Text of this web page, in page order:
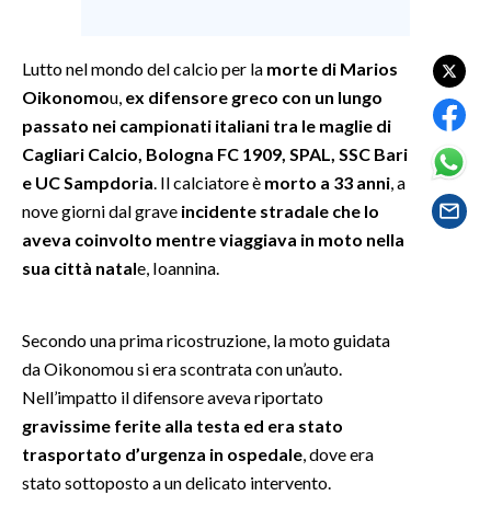
SPETTACOLI
GOSSIP
NOTIZIE
EVENTI
#CARAUNIONE
3 MINUTI CON
Lutto nel mondo del calcio per la morte di Marios
Oikonomou, ex difensore greco con un lungo
passato nei campionati italiani tra le maglie di
Cagliari Calcio, Bologna FC 1909, SPAL, SSC Bari
e UC Sampdoria . Il calciatore è morto a 33 anni , a
nove giorni dal grave incidente stradale che lo
aveva coinvolto mentre viaggiava in moto nella
sua città natale, Ioannina.
Secondo una prima ricostruzione, la moto guidata
da Oikonomou si era scontrata con un’auto.
Nell’impatto il difensore aveva riportato
gravissime ferite alla testa ed era stato
trasportato d’urgenza in ospedale , dove era
stato sottoposto a un delicato intervento.